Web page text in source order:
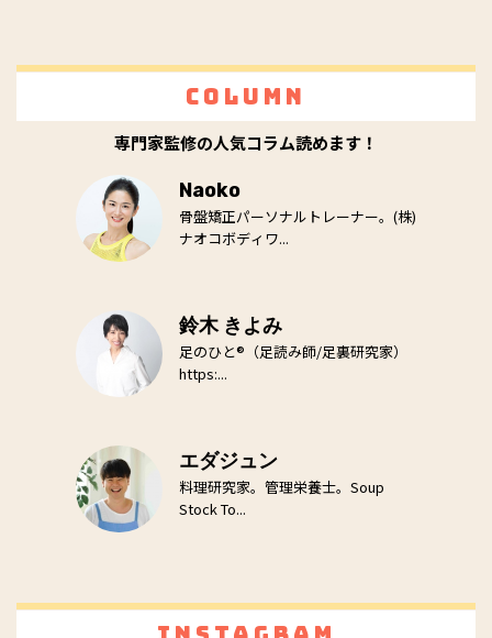
Column
専門家監修の人気コラム読めます！
Naoko
骨盤矯正パーソナルトレーナー。(株)
ナオコボディワ...
鈴木 きよみ
足のひと®（足読み師/足裏研究家）
https:...
エダジュン
料理研究家。管理栄養士。Soup
Stock To...